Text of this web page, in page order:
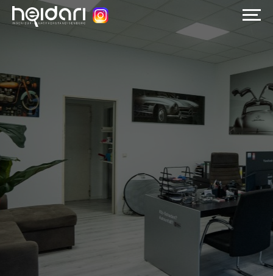
Leistungen
Wissenswert
Jetzt anrufen
+49 178 5189556
+49 178 5189556
WhatsApp